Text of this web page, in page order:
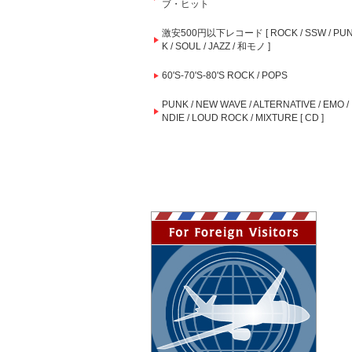
ブ・ヒット
激安500円以下レコード [ ROCK / SSW /
K / SOUL / JAZZ / 和モノ ]
60'S-70'S-80'S ROCK / POPS
PUNK / NEW WAVE / ALTERNATIVE / EMO /
NDIE / LOUD ROCK / MIXTURE [ CD ]